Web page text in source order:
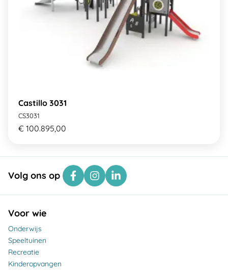
Castillo 3031
CS3031
€ 100.895,00
Volg ons op
Voor wie
Onderwijs
Speeltuinen
Recreatie
Kinderopvangen